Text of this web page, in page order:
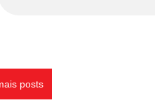
bicicletas brasileiro chega em
nova versão: o
posts